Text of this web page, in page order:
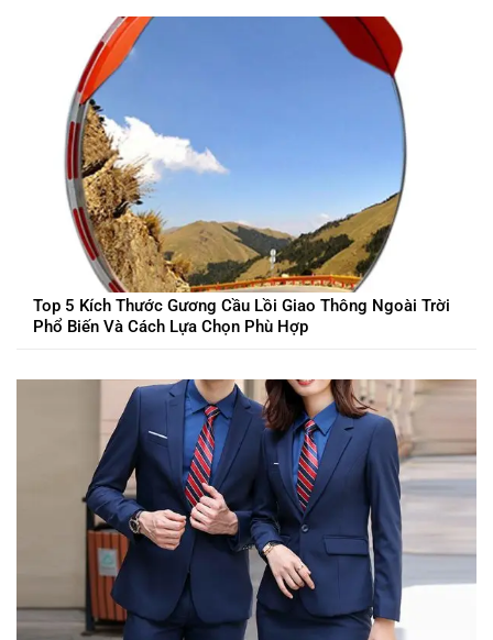
Top 5 Kích Thước Gương Cầu Lồi Giao Thông Ngoài Trời
Phổ Biến Và Cách Lựa Chọn Phù Hợp